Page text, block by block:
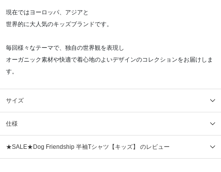
現在ではヨーロッパ、アジアと
世界的に大人気のキッズブランドです。
毎回様々なテーマで、独自の世界観を表現し
オーガニック素材や快適で着心地のよいデザインのコレクションをお届けしま
す。
サイズ
仕様
★SALE★Dog Friendship 半袖Tシャツ【キッズ】 のレビュー